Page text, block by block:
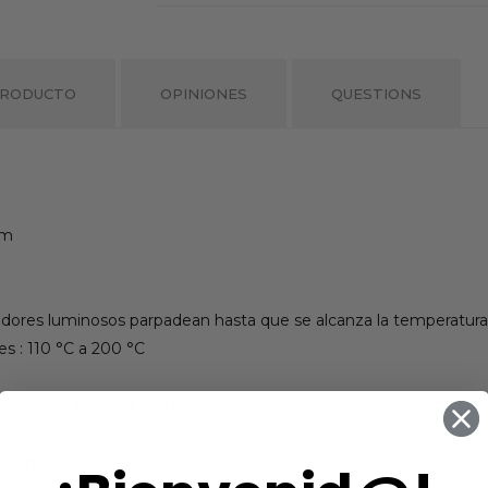
OPINIONES QUESTIONS
luminosos parpadean hasta que se alcanza la
: 110 °C a 200 °C
antideslizante
protección